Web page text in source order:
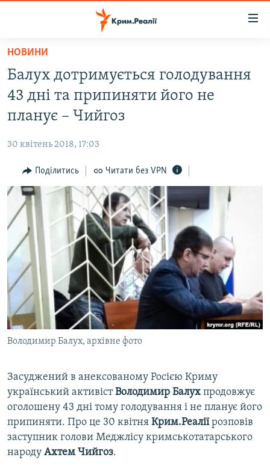
Перейти
основного
матеріалу
до
основної
Перейти
до
пошуку
ВОДА.КРИМ
ВІДЕО ТА ФОТО
БЛОГИ
ПОГЛЯД
ІНТЕРВ'Ю
ВСЕ ЗА ДЕНЬ
СПЕЦПРОЕКТИ
ДЕПОРТАЦІЯ
ВІДЕОУРОКИ «ELIFBE»
СВІДЧЕННЯ ОКУПАЦІЇ
УКРАЇНСЬКА ПРОБЛЕМА КРИМУ
ІНФОГРАФІКА
ЯК ОБІЙТИ БЛОКУВАННЯ
Русский
Qırımtatar
ДОЛУЧАЙСЯ!
Усі сайти RFE/RL
НОВИНИ
Балух дотримується голодування
43 дні та припиняти його не
планує – Чийгоз
30 квітень 2018, 17:03
Поділитись Читати без VPN
Володимир Балух, архівне фото
Засуджений в анексованому Росією Криму
український активістВолодимир Балух продовжує
оголошену 43 дні тому голодування і не планує його
припиняти. Про це 30 квітня Крим.Реаліїрозповів
заступник голови Меджлісу кримськотатарського
народу Ахтем Чийгоз.